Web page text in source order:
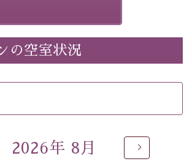
巡る無料参拝バス（事前予約制）
をご用意
Fi
時、チェックアウト10時
の空室状況
2026年 8月